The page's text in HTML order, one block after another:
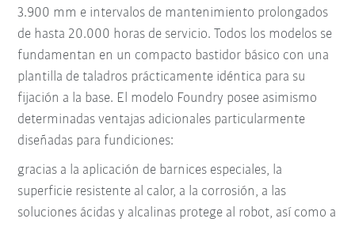
3.900 mm e intervalos de mantenimiento prolongados
de hasta 20.000 horas de servicio. Todos los modelos se
fundamentan en un compacto bastidor básico con una
plantilla de taladros prácticamente idéntica para su
fijación a la base. El modelo Foundry posee asimismo
determinadas ventajas adicionales particularmente
diseñadas para fundiciones:
gracias a la aplicación de barnices especiales, la
superficie resistente al calor, a la corrosión, a las
soluciones ácidas y alcalinas protege al robot, así como a